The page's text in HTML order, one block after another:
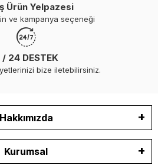
Ürün Yelpazesi
ve kampanya seçeneği
/ 24 DESTEK
bize iletebilirsiniz.
Hakkımızda
Kurumsal